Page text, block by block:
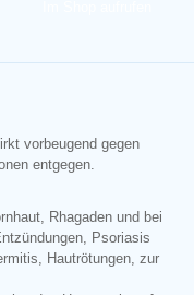
vorbeugend gegen
entgegen.
Rhagaden und bei
Psoriasis
Hautrötungen, zur